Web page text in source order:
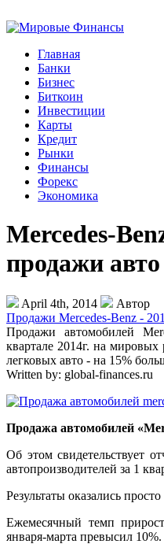
Главная
Банки
Бизнес
Биткоин
Инвестиции
Карты
Кредит
Рынки
Финансы
Форекс
Экономика
Mercedes-
продажи авто
April 4th, 2014
Автор
Продажи Mercedes-Benz -
Продажи автомобилей
квартале 2014г. на
легковых авто - на 15%
Written by: global-finances.ru
Продажа автомобилей
Об этом свидетельствует
автопроизводителей за 1
Результаты оказались
Ежемесячный темп
января-марта превысил 10%.